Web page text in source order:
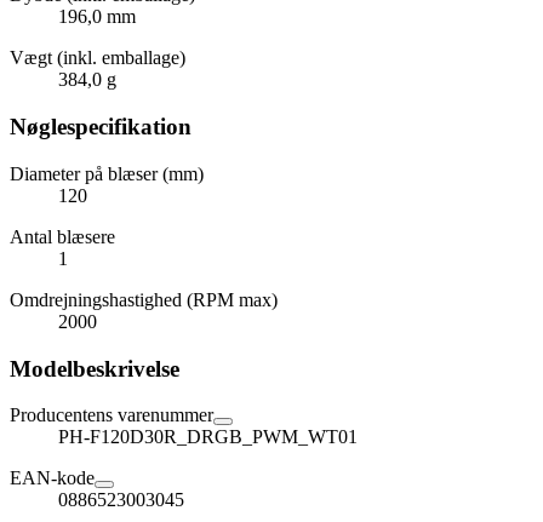
196,0 mm
Vægt (inkl. emballage)
384,0 g
Nøglespecifikation
Diameter på blæser (mm)
120
Antal blæsere
1
Omdrejningshastighed (RPM max)
2000
Modelbeskrivelse
Producentens varenummer
PH-F120D30R_DRGB_PWM_WT01
EAN-kode
0886523003045